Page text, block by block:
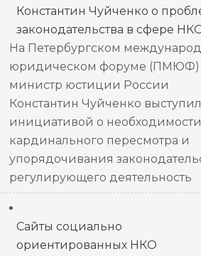
Константин Чуйченко о
законодательства в сфере
На Петербургском
юридическом форуме (ПМЮФ)
министр юстиции России
Константин Чуйченко
инициативой о необходимости
кардинального пересмотра и
упорядочивания
регулирующего деятельность
Сайты социально
ориентированных НКО